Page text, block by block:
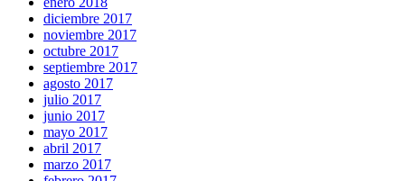
diciembre 2017
noviembre 2017
octubre 2017
septiembre 2017
agosto 2017
julio 2017
junio 2017
mayo 2017
abril 2017
marzo 2017